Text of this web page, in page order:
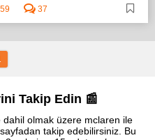
37
Takip Edin 📰
dahil olmak üzere mclaren ile
takip edebilirsiniz. Bu